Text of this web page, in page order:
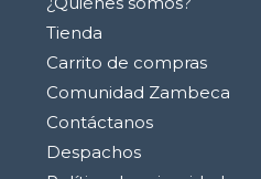
Tienda
Carrito de compras
Comunidad Zambeca
Contáctanos
Despachos